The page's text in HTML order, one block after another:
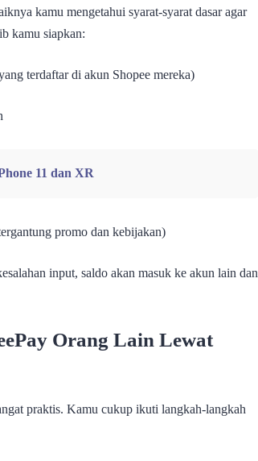
kamu mengetahui syarat-syarat dasar agar
kamu siapkan:
terdaftar di akun Shopee mereka)
11 dan XR
promo dan kebijakan)
input, saldo akan masuk ke akun lain dan
Orang Lain Lewat
praktis. Kamu cukup ikuti langkah-langkah